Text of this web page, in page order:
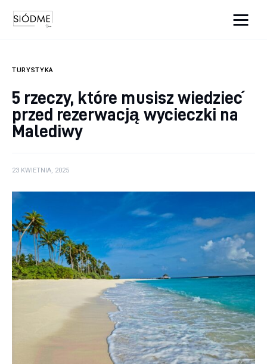
Uroda
Edukacja
Dom i ogród
TURYSTYKA
5 rzeczy, które musisz wiedzieć
przed rezerwacją wycieczki na
Malediwy
23 KWIETNIA, 2025